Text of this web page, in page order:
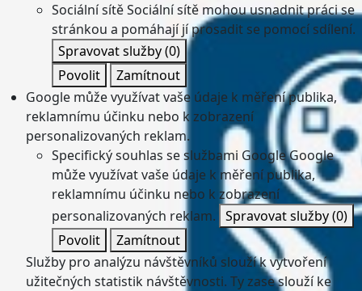
Sociální sítěSociální sítě mohou usnadnit práci se
stránkou a pomáhají jí prosadit se pomocí sdílení.
Spravovat služby(0)
Povolit
Zamítnout
Google může využívat vaše údaje k měření publika,
reklamnímu účinku nebo k zobrazení
personalizovaných reklam.
Specifický souhlas se službami GoogleGoogle
může využívat vaše údaje k měření publika,
reklamnímu účinku nebo k zobrazení
personalizovaných reklam. Spravovat služby(0)
Povolit
Zamítnout
Služby pro analýzu návštěvníků slouží k vytvoření
užitečných statistik návštěvnosti. Ty zase slouží ke